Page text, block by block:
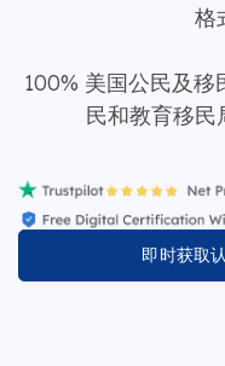
格
100% 美国公民及
民和教育移民
即时获取